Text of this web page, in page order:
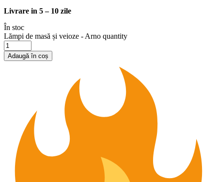
Livrare in 5 – 10 zile
În stoc
Lămpi de masă și veioze - Arno quantity
Adaugă în coș